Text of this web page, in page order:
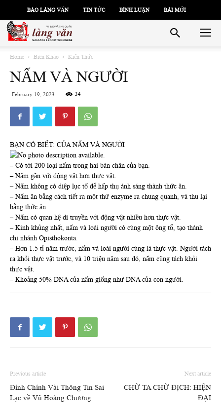
BÁO LÀNG VĂN TIN TỨC BÌNH LUẬN BÀI MỚI
Home Biên Khảo Kiến Thức
NẤM VÀ NGƯỜI
February 19, 2023 34
BẠN CÓ BIẾT: CỦA NẤM VÀ NGƯỜI
– Có tới 200 loại nấm trong hai bàn chân của bạn.
– Nấm gần với động vật hơn thực vật.
– Nấm không có diệp lục tố để hấp thụ ánh sáng thành thức ăn.
– Nấm ăn bằng cách tiết ra một thứ enzyme ra chung quanh, và thu lại
bằng thức ăn.
– Nấm có quan hệ di truyền với động vật nhiều hơn thực vật.
– Kinh khủng nhất, nấm và loài người có cùng một ông tổ, tạo thành
chi nhánh Opisthokonta.
– Hơn 1.5 tỉ năm trước, nấm và loài người cùng là thực vật. Người tách
ra khỏi thực vật trước, và 10 triệu năm sau đó, nấm cũng tách khỏi
thực vật.
– Khoảng 50% DNA của nấm giống như DNA của con người.
Previous article
Đính Chính Vài Thông Tin Sai
Lạc về Vũ Hoàng Chương
Next article
CHỮ TA CHỮ ĐỊCH: HIỆN
ĐẠI